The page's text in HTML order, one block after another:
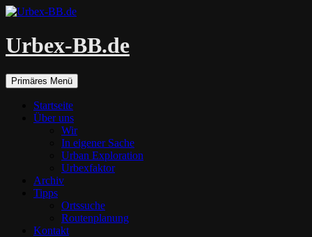
Urbex-BB.de
Suchen
Primäres Menü Zum
Inhalt
Startseite
Über uns
Wir
In eigener Sache
Urban Exploration
Urbexfaktor
Archiv
Tipps
Ortssuche
Routenplanung
Kontakt